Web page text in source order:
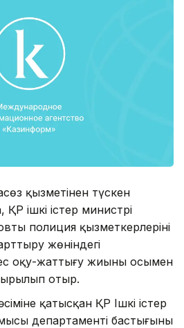
қызметінен түскен
ҚР ішкі істер министрі
полиция қызметкерлерінің
жөніндегі
оқу-жаттығу жиыны осымен
отыр.
қатысқан ҚР Ішкі істер
департаменті бастығының